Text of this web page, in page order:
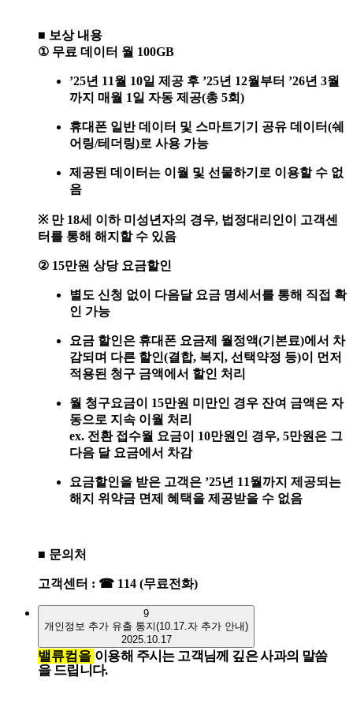
■ 보상 내용
① 무료 데이터 월 100GB
’25년 11월 10일 제공 후 ’25년 12월부터 ’26년 3월
까지 매월 1일 자동 제공(총 5회)
휴대폰 일반 데이터 및 스마트기기 공유 데이터(쉐
어링/테더링)로 사용 가능
제공된 데이터는 이월 및 선물하기로 이용할 수 없
음
※ 만18세 이하 미성년자의 경우, 법정대리인이 고객센
터를 통해 해지할 수 있음
② 15만원 상당 요금할인
별도 신청 없이 다음달 요금 명세서를 통해 직접 확
인 가능
요금 할인은 휴대폰 요금제 월정액(기본료)에서 차
감되며 다른 할인(결합, 복지 , 선택약정 등)이 먼저
적용된 청구 금액에서 할인 처리
월 청구요금이 15만원 미만인 경우 잔여 금액은 자
동으로 지속 이월 처리
ex. 전환 접수월 요금이 10만원인 경우, 5만원은 그
다음 달 요금에서 차감
요금할인을 받은 고객은 ’25년 11월까지 제공되는
해지 위약금 면제 혜택을 제공받을 수 없음
■ 문의처
고객센터 : ☎ 114 (무료전화)
9
개인정보 추가 유출 통지(10.17.자 추가 안내)
2025.10.17
밸류컴을 이용해 주시는 고객님께 깊은사과의 말씀
을 드립니다.